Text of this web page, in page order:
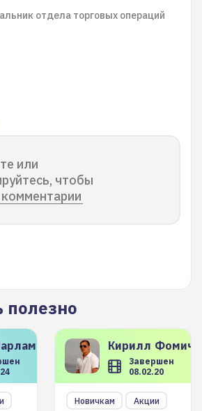
отдела торговых операций
или
чтобы
Кирилл
Завершен
08.02.20
Новичкам
Акции